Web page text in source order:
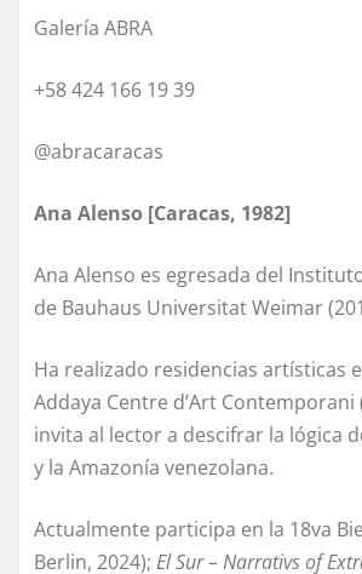
Galería ABRA
+58 424 166 19 39
Ana Alenso [Caracas, 1982]
Ana Alenso es egresada del
de Bauhaus Universitat Weimar
Ha realizado residencias artísticas
Addaya Centre d’Art
invita al lector a descifrar la lógica
y la Amazonía venezolana.
Actualmente participa en la 18va
Berlin, 2024); El Sur – Narrativs of